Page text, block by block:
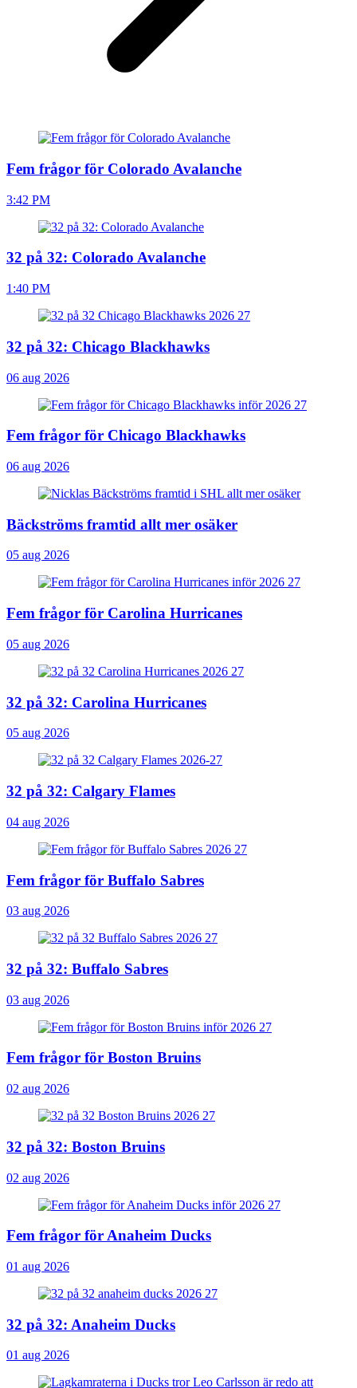
Fem frågor för Colorado Avalanche
3:42 PM
32 på 32: Colorado Avalanche
1:40 PM
32 på 32: Chicago Blackhawks
06 aug 2026
Fem frågor för Chicago Blackhawks
06 aug 2026
Bäckströms framtid allt mer osäker
05 aug 2026
Fem frågor för Carolina Hurricanes
05 aug 2026
32 på 32: Carolina Hurricanes
05 aug 2026
32 på 32: Calgary Flames
04 aug 2026
Fem frågor för Buffalo Sabres
03 aug 2026
32 på 32: Buffalo Sabres
03 aug 2026
Fem frågor för Boston Bruins
02 aug 2026
32 på 32: Boston Bruins
02 aug 2026
Fem frågor för Anaheim Ducks
01 aug 2026
32 på 32: Anaheim Ducks
01 aug 2026